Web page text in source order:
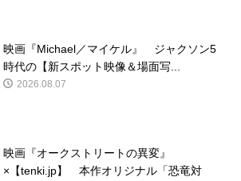
映画『Michael／マイケル』 ジャクソン5
時代の【新スポット映像＆場面写...
2026.08.07
映画『オークストリートの異変』
×【tenki.jp】 本作オリジナル「恐竜対